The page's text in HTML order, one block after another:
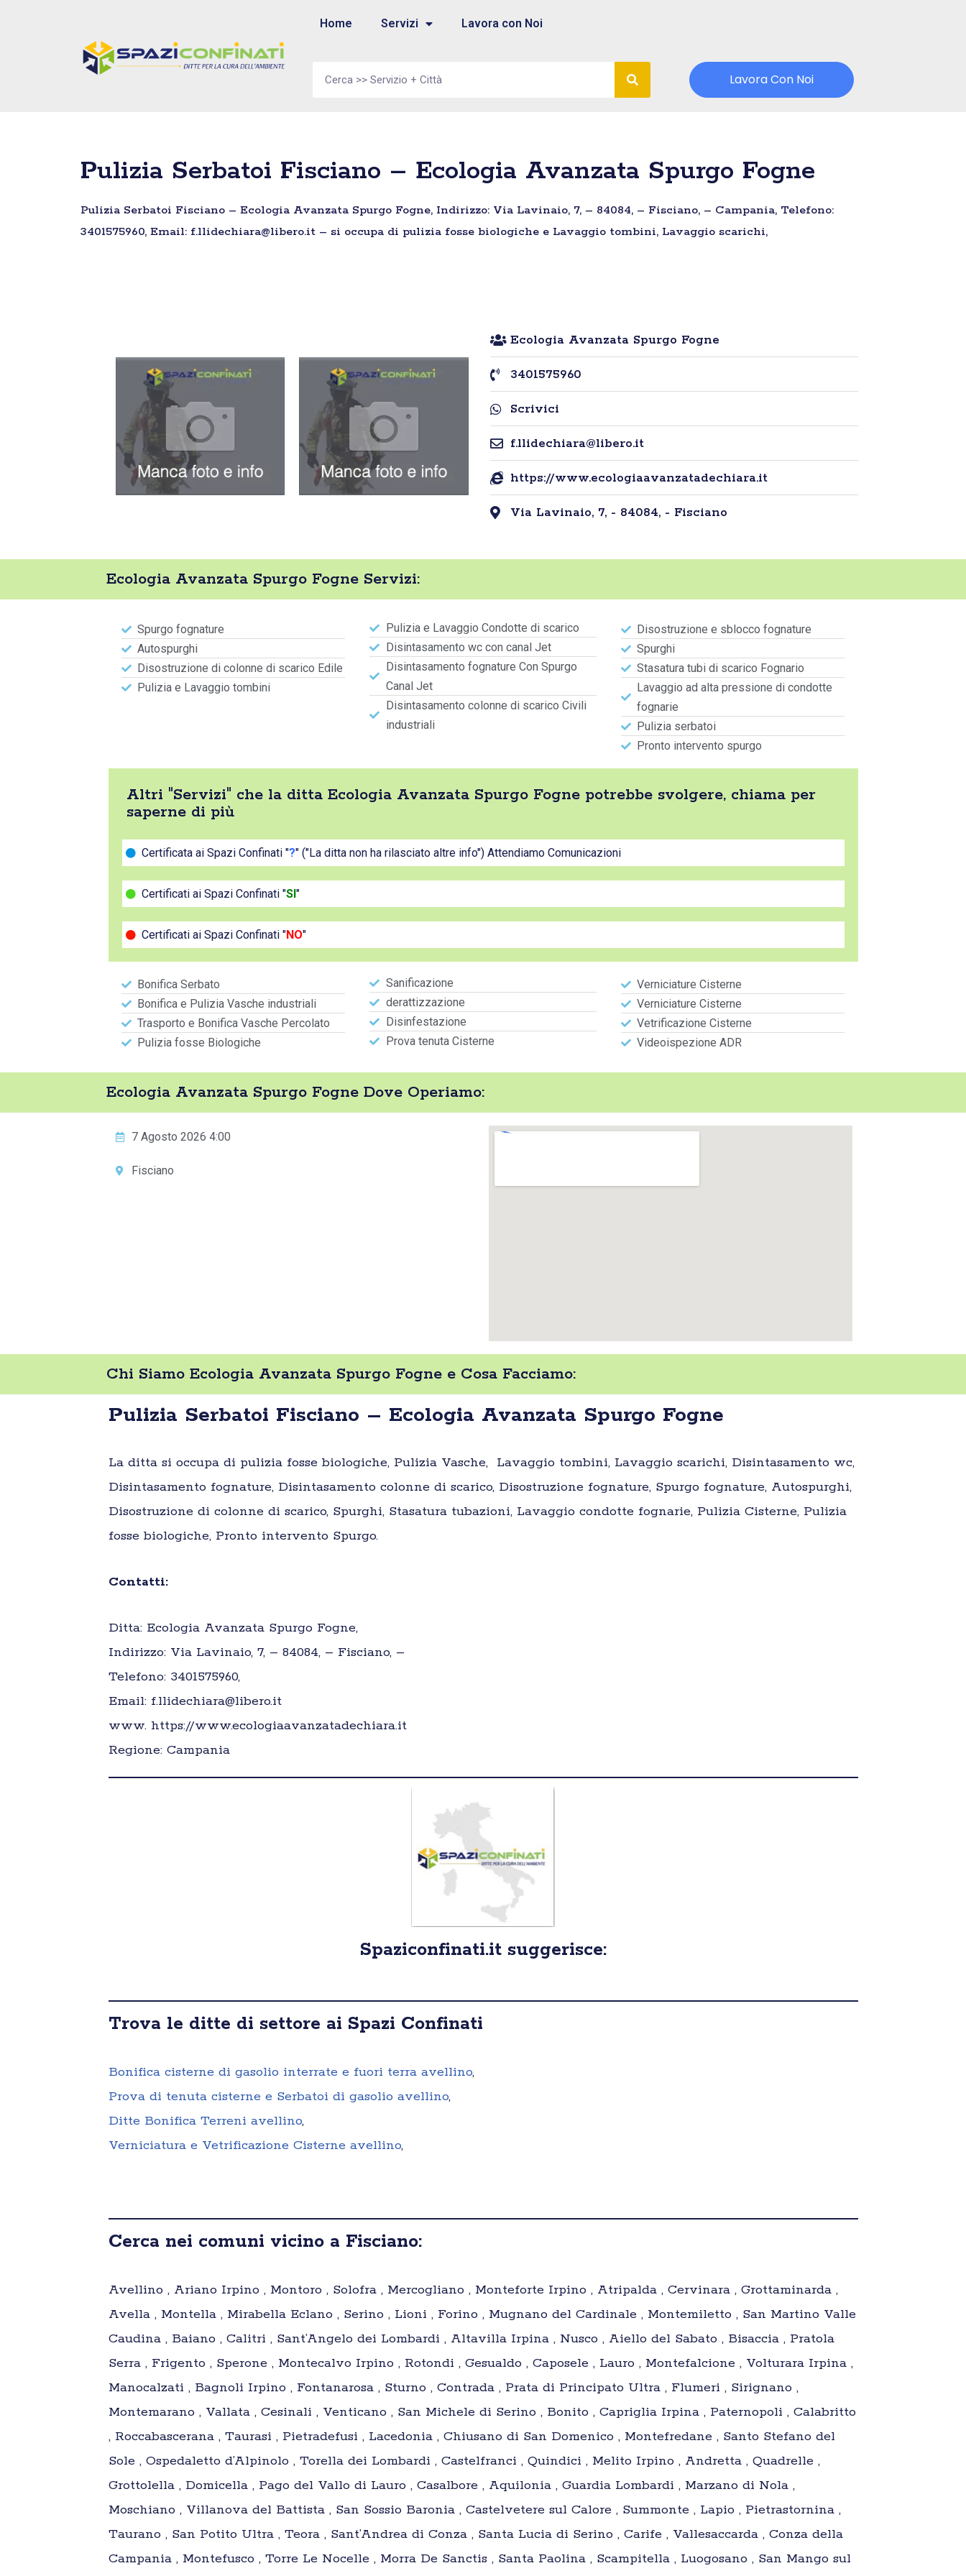
Home Servizi Lavora con Noi
Lavora Con Noi
Pulizia Serbatoi Fisciano – Ecologia Avanzata Spurgo Fogne
Pulizia Serbatoi Fisciano – Ecologia Avanzata Spurgo Fogne, Indirizzo: Via Lavinaio, 7, – 84084, – Fisciano, – Campania, Telefono:
3401575960, Email: f.llidechiara@libero.it – si occupa di pulizia fosse biologiche e Lavaggio tombini, Lavaggio scarichi,
Ecologia Avanzata Spurgo Fogne
3401575960
Scrivici
f.llidechiara@libero.it
https://www.ecologiaavanzatadechiara.it
Via Lavinaio, 7, - 84084, - Fisciano
Ecologia Avanzata Spurgo Fogne Servizi:
Spurgo fognature
Autospurghi
Disostruzione di colonne di scarico Edile
Pulizia e Lavaggio tombini
Pulizia e Lavaggio Condotte di scarico
Disintasamento wc con canal Jet
Disintasamento fognature Con Spurgo
Canal Jet
Disintasamento colonne di scarico Civili
industriali
Disostruzione e sblocco fognature
Spurghi
Stasatura tubi di scarico Fognario
Lavaggio ad alta pressione di condotte
fognarie
Pulizia serbatoi
Pronto intervento spurgo
Altri "Servizi" che la ditta Ecologia Avanzata Spurgo Fogne potrebbe svolgere, chiama per
saperne di più
Certificata ai Spazi Confinati "?" ("La ditta non ha rilasciato altre info") Attendiamo Comunicazioni
Certificati ai Spazi Confinati "SI"
Certificati ai Spazi Confinati "NO"
Bonifica Serbato
Bonifica e Pulizia Vasche industriali
Trasporto e Bonifica Vasche Percolato
Pulizia fosse Biologiche
Sanificazione
derattizzazione
Disinfestazione
Prova tenuta Cisterne
Verniciature Cisterne
Verniciature Cisterne
Vetrificazione Cisterne
Videoispezione ADR
Ecologia Avanzata Spurgo Fogne Dove Operiamo:
7 Agosto 2026 4:00
Fisciano
Chi Siamo Ecologia Avanzata Spurgo Fogne e Cosa Facciamo:
Pulizia Serbatoi Fisciano – Ecologia Avanzata Spurgo Fogne
La ditta si occupa di pulizia fosse biologiche, Pulizia Vasche, Lavaggio tombini, Lavaggio scarichi, Disintasamento wc,
Disintasamento fognature, Disintasamento colonne di scarico, Disostruzione fognature, Spurgo fognature, Autospurghi,
Disostruzione di colonne di scarico, Spurghi, Stasatura tubazioni, Lavaggio condotte fognarie, Pulizia Cisterne, Pulizia
fosse biologiche, Pronto intervento Spurgo.
Contatti:
Ditta: Ecologia Avanzata Spurgo Fogne,
Indirizzo: Via Lavinaio, 7, – 84084, – Fisciano, –
Telefono: 3401575960,
Email: f.llidechiara@libero.it
www. https://www.ecologiaavanzatadechiara.it
Regione: Campania
Spaziconfinati.it suggerisce:
Trova le ditte di settore ai Spazi Confinati
Bonifica cisterne di gasolio interrate e fuori terra avellino,
Prova di tenuta cisterne e Serbatoi di gasolio avellino,
Ditte Bonifica Terreni avellino,
Verniciatura e Vetrificazione Cisterne avellino,
Cerca nei comuni vicino a Fisciano:
Avellino , Ariano Irpino , Montoro , Solofra , Mercogliano , Monteforte Irpino , Atripalda , Cervinara , Grottaminarda ,
Avella , Montella , Mirabella Eclano , Serino , Lioni , Forino , Mugnano del Cardinale , Montemiletto , San Martino Valle
Caudina , Baiano , Calitri , Sant’Angelo dei Lombardi , Altavilla Irpina , Nusco , Aiello del Sabato , Bisaccia , Pratola
Serra , Frigento , Sperone , Montecalvo Irpino , Rotondi , Gesualdo , Caposele , Lauro , Montefalcione , Volturara Irpina ,
Manocalzati , Bagnoli Irpino , Fontanarosa , Sturno , Contrada , Prata di Principato Ultra , Flumeri , Sirignano ,
Montemarano , Vallata , Cesinali , Venticano , San Michele di Serino , Bonito , Capriglia Irpina , Paternopoli , Calabritto
, Roccabascerana , Taurasi , Pietradefusi , Lacedonia , Chiusano di San Domenico , Montefredane , Santo Stefano del
Sole , Ospedaletto d’Alpinolo , Torella dei Lombardi , Castelfranci , Quindici , Melito Irpino , Andretta , Quadrelle ,
Grottolella , Domicella , Pago del Vallo di Lauro , Casalbore , Aquilonia , Guardia Lombardi , Marzano di Nola ,
Moschiano , Villanova del Battista , San Sossio Baronia , Castelvetere sul Calore , Summonte , Lapio , Pietrastornina ,
Taurano , San Potito Ultra , Teora , Sant’Andrea di Conza , Santa Lucia di Serino , Carife , Vallesaccarda , Conza della
Campania , Montefusco , Torre Le Nocelle , Morra De Sanctis , Santa Paolina , Scampitella , Luogosano , San Mango sul